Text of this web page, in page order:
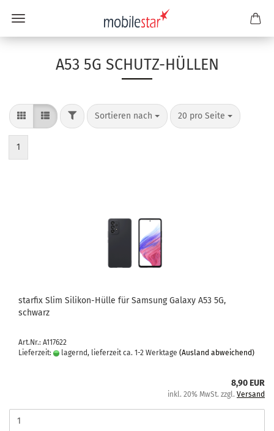
A53 5G SCHUTZ-HÜLLEN
Sortieren nach 20 pro Seite
1
star­fix Slim Silikon-​​Hülle für Sam­sung Ga­la­xy A53 5G,
schwarz
Art.Nr.: A117622
Lieferzeit:
lagernd, lieferzeit ca. 1-2 Werktage (Ausland abweichend)
8,90 EUR
inkl. 20% MwSt. zzgl. Versand